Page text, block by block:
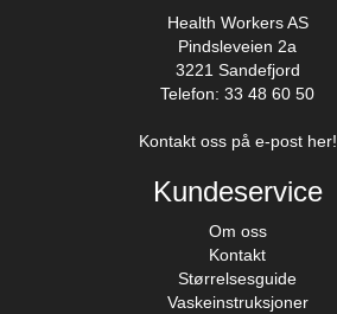
Health Workers AS
Pindsleveien 2a
3221 Sandefjord
Telefon: 33 48 60 50
Kontakt oss på e-post her!
Kundeservice
Om oss
Kontakt
Størrelsesguide
Vaskeinstruksjoner